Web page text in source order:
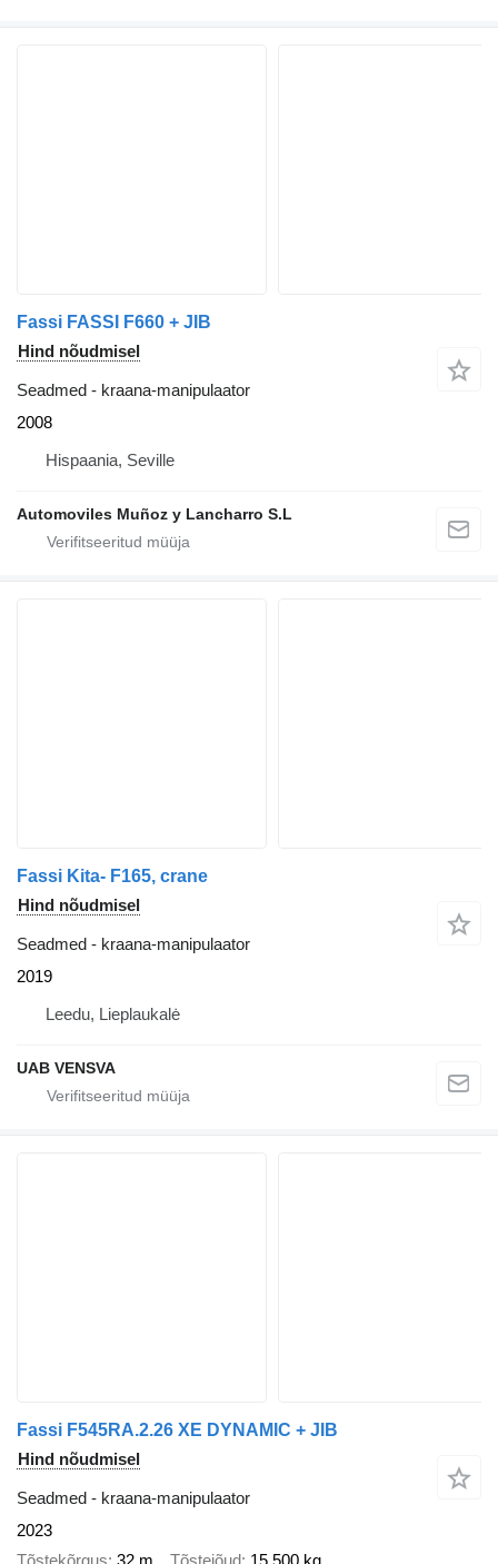
Fassi FASSI F660 + JIB
Hind nõudmisel
Seadmed - kraana-manipulaator
2008
Hispaania, Seville
Automoviles Muñoz y Lancharro S.L
Fassi Kita- F165, crane
Hind nõudmisel
Seadmed - kraana-manipulaator
2019
Leedu, Lieplaukalė
UAB VENSVA
Fassi F545RA.2.26 XE DYNAMIC + JIB
Hind nõudmisel
Seadmed - kraana-manipulaator
2023
Tõstekõrgus 32 m Tõstejõud 15 500 kg